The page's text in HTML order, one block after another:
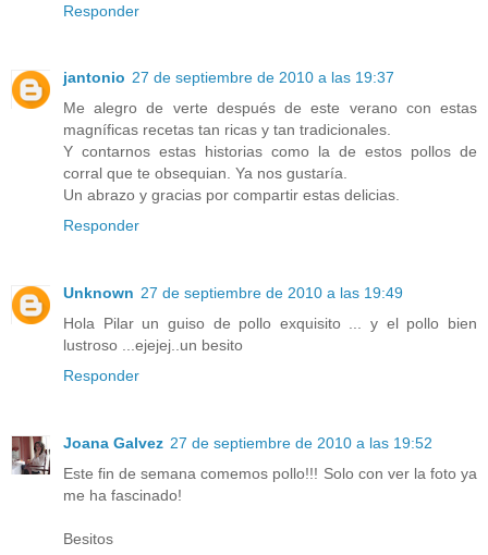
Responder
jantonio 27 de septiembre de 2010 a las 19:37
Me alegro de verte después de este verano con estas
magníficas recetas tan ricas y tan tradicionales.
Y contarnos estas historias como la de estos pollos de
corral que te obsequian. Ya nos gustaría.
Un abrazo y gracias por compartir estas delicias.
Responder
Unknown 27 de septiembre de 2010 a las 19:49
Hola Pilar un guiso de pollo exquisito ... y el pollo bien
lustroso ...ejejej..un besito
Responder
Joana Galvez 27 de septiembre de 2010 a las 19:52
Este fin de semana comemos pollo!!! Solo con ver la foto ya
me ha fascinado!
Besitos